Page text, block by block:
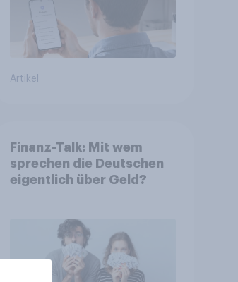
Artikel
Finanz-Talk: Mit wem
sprechen die Deutschen
eigentlich über Geld?